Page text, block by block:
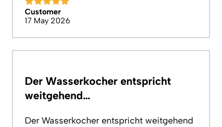
Customer
17 May 2026
Der Wasserkocher entspricht
weitgehend…
Der Wasserkocher entspricht weitgehend